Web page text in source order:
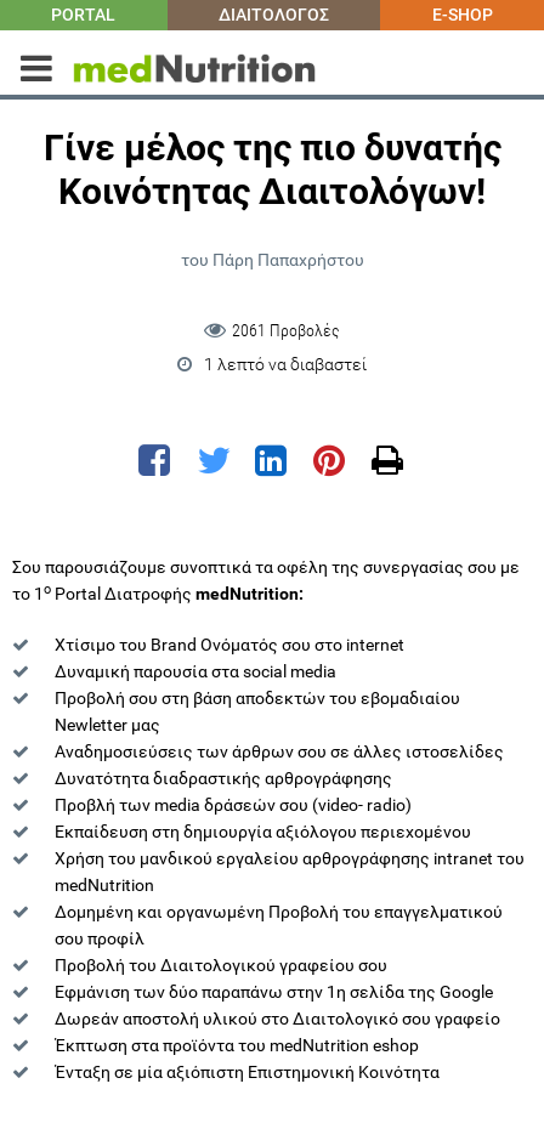
PORTAL ΔΙΑΙΤΟΛΟΓΟΣ E-SHOP
Γίνε μέλος της πιο δυνατής
Κοινότητας Διαιτολόγων!
του Πάρη Παπαχρήστου
2061 Προβολές
1 λεπτό να διαβαστεί
Σου παρουσιάζουμε συνοπτικά τα οφέλη της συνεργασίας σου με
το 1 ο Portal Διατροφής medNutrition:
Χτίσιμο του Brand Ονόματός σου στο internet
Δυναμική παρουσία στα social media
Προβολή σου στη βάση αποδεκτών του εβομαδιαίου
Newletter μας
Αναδημοσιεύσεις των άρθρων σου σε άλλες ιστοσελίδες
Δυνατότητα διαδραστικής αρθρογράφησης
Προβλή των media δράσεών σου (video- radio)
Εκπαίδευση στη δημιουργία αξιόλογου περιεχομένου
Χρήση του μανδικού εργαλείου αρθρογράφησης intranet του
medNutrition
Δομημένη και οργανωμένη Προβολή του επαγγελματικού
σου προφίλ
Προβολή του Διαιτολογικού γραφείου σου
Εφμάνιση των δύο παραπάνω στην 1η σελίδα της Google
Δωρεάν αποστολή υλικού στο Διαιτολογικό σου γραφείο
Έκπτωση στα προϊόντα του medNutrition eshop
Ένταξη σε μία αξιόπιστη Επιστημονική Κοινότητα